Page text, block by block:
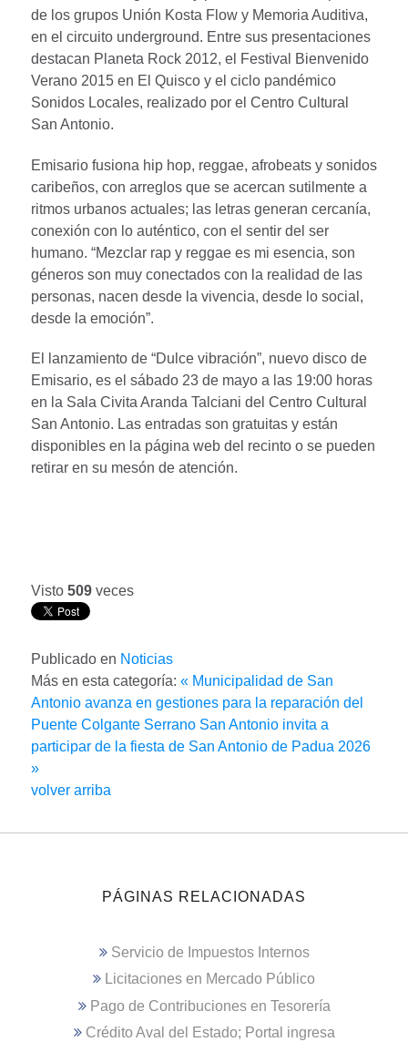
de los grupos Unión Kosta Flow y Memoria Auditiva,
en el circuito underground. Entre sus presentaciones
destacan Planeta Rock 2012, el Festival Bienvenido
Verano 2015 en El Quisco y el ciclo pandémico
Sonidos Locales, realizado por el Centro Cultural
San Antonio.
Emisario fusiona hip hop, reggae, afrobeats y sonidos
caribeños, con arreglos que se acercan sutilmente a
ritmos urbanos actuales; las letras generan cercanía,
conexión con lo auténtico, con el sentir del ser
humano. “Mezclar rap y reggae es mi esencia, son
géneros son muy conectados con la realidad de las
personas, nacen desde la vivencia, desde lo social,
desde la emoción”.
El lanzamiento de “Dulce vibración”, nuevo disco de
Emisario, es el sábado 23 de mayo a las 19:00 horas
en la Sala Civita Aranda Talciani del Centro Cultural
San Antonio. Las entradas son gratuitas y están
disponibles en la página web del recinto o se pueden
retirar en su mesón de atención.
Visto 509 veces
Publicado en Noticias
Más en esta categoría: « Municipalidad de San
Antonio avanza en gestiones para la reparación del
Puente Colgante Serrano San Antonio invita a
participar de la fiesta de San Antonio de Padua 2026
»
volver arriba
PÁGINAS RELACIONADAS
Servicio de Impuestos Internos
Licitaciones en Mercado Público
Pago de Contribuciones en Tesorería
Crédito Aval del Estado; Portal ingresa